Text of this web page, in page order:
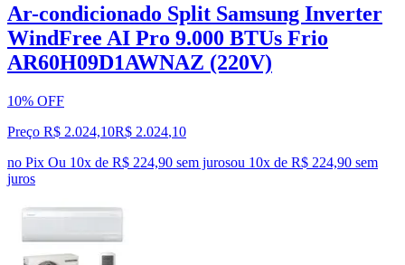
Ar-condicionado Split Samsung Inverter
WindFree AI Pro 9.000 BTUs Frio
AR60H09D1AWNAZ (220V)
10% OFF
Preço R$ 2.024,10R$ 2.024,10
no Pix Ou 10x de R$ 224,90 sem jurosou 10x de R$ 224,90 sem
juros